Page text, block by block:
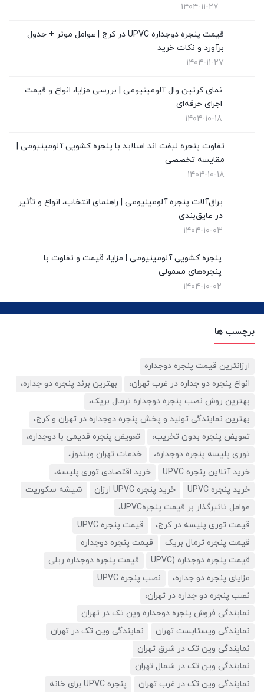
قیمت درب upvc(0)
نمای کرتین وال(4)
نمایندگی وین تک در تهران
۱۴۰۴-۱۱-۲۷
قیمت پنجره دوجداره UPVC در کرج | عوامل موثر + جدول
برآورد و نکات خرید
۱۴۰۴-۱۱-۲۷
نمای کرتین وال آلومینیومی | بررسی مزایا، انواع و قیمت
اجرای حرفه‌ای
۱۴۰۴-۱۰-۱۸
تفاوت پنجره لیفت اند اسلاید با پنجره کشویی آلومینیومی |
مقایسه تخصصی
۱۴۰۴-۱۰-۱۸
یراق‌آلات پنجره آلومینیومی | راهنمای انتخاب، انواع و تأثیر
در عایق‌بندی
۱۴۰۴-۱۰-۰۳
پنجره کشویی آلومینیومی | مزایا، قیمت و تفاوت با
پنجره‌های معمولی
۱۴۰۴-۱۰-۰۲
برچسب ها
ارزانترین قیمت پنجره دوجداره
انواع پنجره دو جداره در غرب تهران،
بهترین برند پنجره دو جداره،
بهترین روش نصب پنجره دوجداره ترمال بریک،
بهترین نمایندگی تولید و پخش پنجره دوجداره در تهران و کرج،
تعویض پنجره بدون تخریب،
تعویض پنجره قدیمی با دوجداره،
توری پلیسه پنجره دوجداره،
خدمات تهران ویندوز،
خرید آنلاین پنجره UPVC
خرید اقتصادی توری پلیسه،
خرید پنجره UPVC
خرید پنجره UPVC ارزان
شیشه سکوریت
عوامل تاثیرگذار بر قیمت پنجرهUPVC،
قیمت توری پلیسه در کرج،
قیمت پنجره UPVC
قیمت پنجره ترمال بریک
قیمت پنجره دوجداره
قیمت پنجره دوجداره (UPVC
قیمت پنجره دوجداره ریلی
مزایای پنجره دو جداره،
نصب پنجره UPVC
نصب پنجره دو جداره در تهران،
نمایندگی فروش پنجره دوجداره وین تک در تهران
نمایندگی ویستابست تهران
نمایندگی وین تک در تهران
نمایندگی وین تک در شرق تهران
نمایندگی وین تک در شمال تهران
نمایندگی وین تک در غرب تهران
پنجره UPVC برای خانه